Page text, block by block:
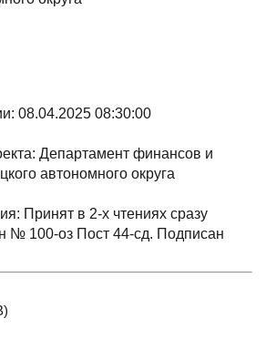
08.04.2025 08:30:00
Департамент финансов и
автономного округа
Принят в 2-х чтениях сразу
№ 100-оз Пост 44-сд. Подписан